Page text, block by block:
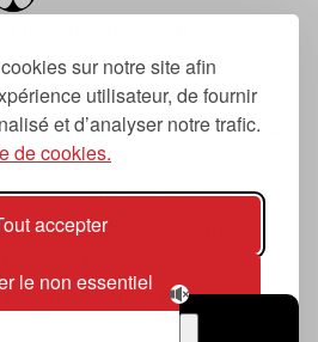
sur notre site afin
utilisateur, de fournir
et d’analyser notre trafic.
de cookies.
accepter
le non essentiel
indépendant sur la
tendances, dont la
de 2007.
« prochain », « suivant
la thématique du
nouvelles tendances
de la musique
ou du hip hop, et des
de société liés à la